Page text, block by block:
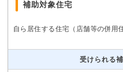
補助対象住宅
自ら居住する住宅（店舗等の併用
受けられる